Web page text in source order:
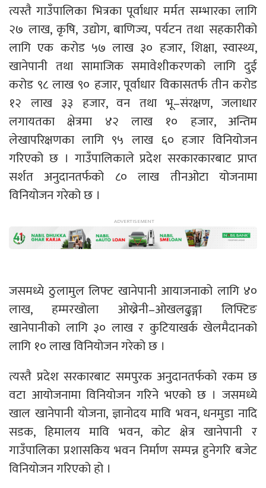
त्यस्तै गाउँपालिका भित्रका पूर्वाधार मर्मत सम्भारका लागि
२७ लाख, कृषि, उद्योग, बाणिज्य, पर्यटन तथा सहकारीको
लागि एक करोड ५७ लाख ३० हजार, शिक्षा, स्वास्थ्य,
खानेपानी तथा सामाजिक समावेशीकरणको लागि दुई
करोड ९८ लाख ९० हजार, पूर्वाधार विकासतर्फ तीन करोड
१२ लाख ३३ हजार, वन तथा भू–संरक्षण, जलाधार
लगायतका क्षेत्रमा ४२ लाख १० हजार, अन्तिम
लेखापरिक्षणका लागि ९५ लाख ६० हजार विनियोजन
गरिएको छ । गाउँपालिकाले प्रदेश सरकारकारबाट प्राप्त
सर्शत अनुदानतर्फको ८० लाख तीनओटा योजनामा
विनियोजन गरेको छ ।
जसमध्ये ठुलामुल लिफ्ट खानेपानी आयाजनाको लागि ४०
लाख, हम्मरखोला ओख्रेनी–ओखलढुङ्गा लिफ्टिङ
खानेपानीको लागि ३० लाख र कुटियाखर्क खेलमैदानको
लागि १० लाख विनियोजन गरेको छ ।
त्यस्तै प्रदेश सरकारबाट समपुरक अनुदानतर्फको रकम छ
वटा आयोजनामा विनियोजन गरिने भएको छ । जसमध्ये
खाल खानेपानी योजना, ज्ञानोदय मावि भवन, धनमुडा नादि
सडक, हिमालय मावि भवन, कोट क्षेत्र खानेपानी र
गाउँपालिका प्रशासकिय भवन निर्माण सम्पन्न हुनेगरि बजेट
विनियोजन गरिएको हो ।